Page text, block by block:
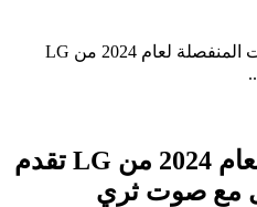
السماعات المنفصلة لعام 2024 من LG
السماعات المنفصلة لعام 2024 من LG تقدم
مع صوت ثري